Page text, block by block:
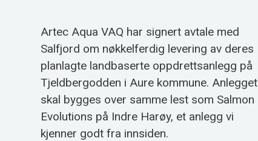
Artec Aqua VAQ har signert avtale med
Salfjord om nøkkelferdig levering av deres
planlagte landbaserte oppdrettsanlegg på
Tjeldbergodden i Aure kommune. Anlegget
skal bygges over samme lest som Salmon
Evolutions på Indre Harøy, et anlegg vi
kjenner godt fra innsiden.